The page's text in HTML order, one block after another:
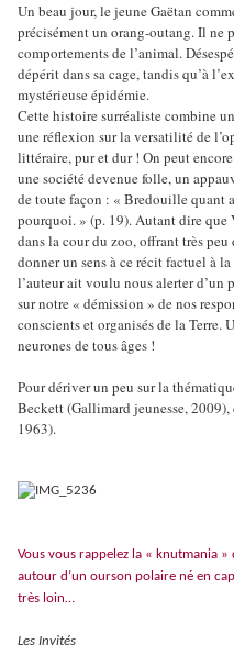
Un beau jour, le jeune Gaëtan
précisément un orang-outang. Il ne
comportements de l’animal.
dépérit dans sa cage, tandis qu’à
mystérieuse épidémie.
Cette histoire surréaliste combine
une réflexion sur la versatilité de
littéraire, pur et dur ! On peut
une société devenue folle, un
de toute façon : « Bredouille quant
pourquoi. » (p. 19). Autant dire que
dans la cour du zoo, offrant très
donner un sens à ce récit factuel à
l’auteur ait voulu nous alerter d’un
sur notre « démission » de nos
conscients et organisés de la Terre.
neurones de tous âges !
Pour dériver un peu sur la
Beckett (Gallimard jeunesse, 2009),
1963).
Vous vous rappelez la « knutmania
autour d’un ourson polaire né en
très loin…
Les Invités